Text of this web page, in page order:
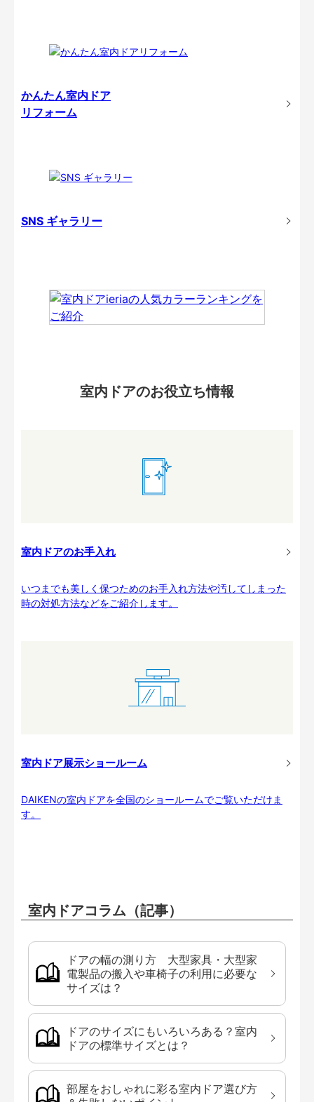
かんたん室内ドア
リフォーム
SNS ギャラリー
室内ドアのお役立ち情報
室内ドアのお手入れ
いつまでも美しく保つためのお手入れ方法や汚してしまった
時の対処方法などをご紹介します。
室内ドア展示ショールーム
DAIKENの室内ドアを全国のショールームでご覧いただけま
す。
室内ドアコラム（記事）
ドアの幅の測り方 大型家具・大型家
電製品の搬入や車椅子の利用に必要な
サイズは？
ドアのサイズにもいろいろある？室内
ドアの標準サイズとは？
部屋をおしゃれに彩る室内ドア選び方